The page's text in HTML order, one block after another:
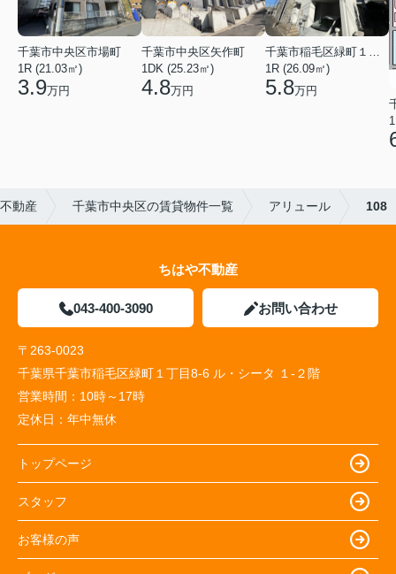
千葉市中央区市場町
1R (21.03㎡)
3.9万円
千葉市中央区矢作町
1DK (25.23㎡)
4.8万円
千葉市稲毛区緑町１丁目
1R (26.09㎡)
5.8万円
動産 千葉市中央区の賃貸物件一覧 アリュール 108
ちはや不動産
043-400-3090 お問い合わせ
〒263-0023
千葉県千葉市稲毛区緑町１丁目8-6 ル・シータ １-２階
営業時間： 10時～17時
定休日： 年中無休
トップページ
スタッフ
お客様の声